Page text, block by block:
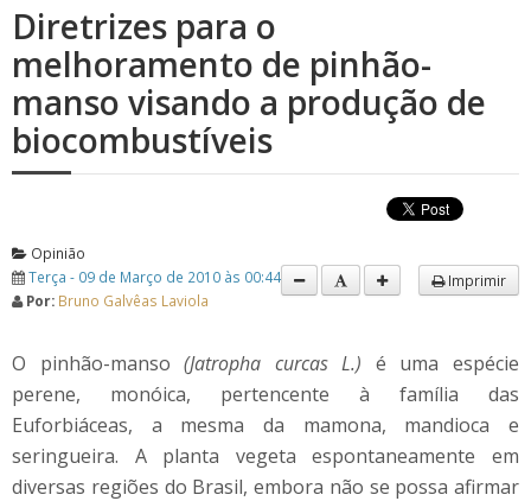
Diretrizes para o
melhoramento de pinhão-
manso visando a produção de
biocombustíveis
Opinião
Terça - 09 de Março de 2010 às 00:44
Por: Bruno Galvêas Laviola
Imprimir
O pinhão-manso(Jatropha curcas L.) é uma espécie
perene, monóica, pertencente à família das
Euforbiáceas, a mesma da mamona, mandioca e
seringueira. A planta vegeta espontaneamente em
diversas regiões do Brasil, embora não se possa afirmar